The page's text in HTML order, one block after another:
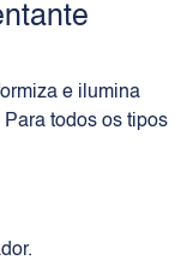
e ilumina
todos os tipos